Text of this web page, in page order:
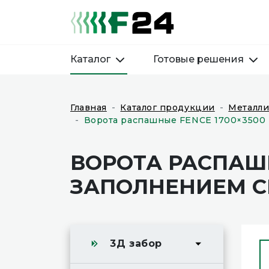
Каталог Готовые решения
Главная Каталог продукции
Ворота распашные FENCE
ВОРОТА
ЗАПОЛНЕНИЕМ
3Д забор